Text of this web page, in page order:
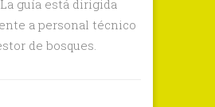
guía está dirigida
a personal técnico
de bosques.